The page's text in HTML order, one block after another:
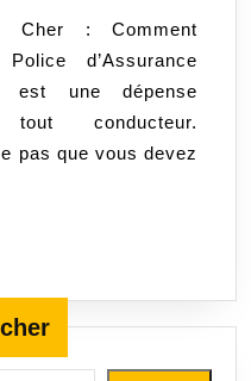
auto
moins
chère
sans
compromettre
couverture
Cher : Comment
d’Assurance
est une dépense
tout conducteur.
pas que vous devez